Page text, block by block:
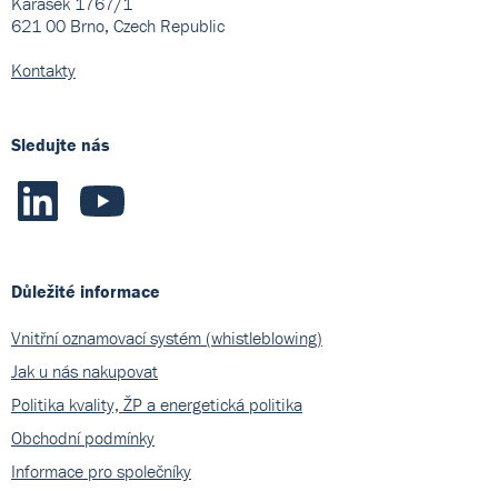
621 00 Brno, Czech Republic
Kontakty
Sledujte nás
Důležité informace
Vnitřní oznamovací systém (whistleblowing)
Jak u nás nakupovat
Politika kvality, ŽP a energetická politika
Obchodní podmínky
Informace pro společníky